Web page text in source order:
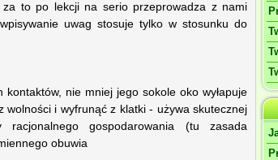
to po lekcji na serio przeprowadza z nami
uwag stosuje tylko w stosunku do
nie mniej jego sokole oko wyłapuje
i wyfrunąć z klatki - używa skutecznej
gospodarowania (tu zasada
obuwia